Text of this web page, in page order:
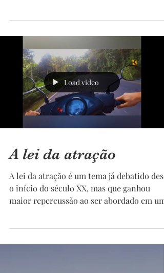
Load video
A lei da atração
A lei da atração é um tema já debatido
o início do século XX, mas que ganhou
maior repercussão ao ser abordado em um